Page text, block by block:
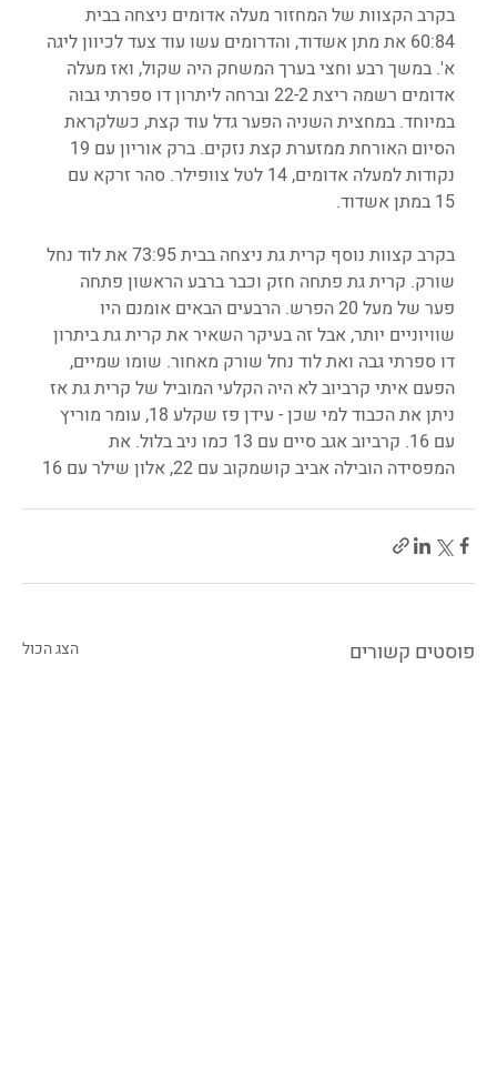
בקרב הקצוות של המחזור מעלה אדומים ניצחה בבית
60:84 את מתן אשדוד, והדרומים עשו עוד צעד לכיוון ליגה
א'. במשך רבע וחצי בערך המשחק היה שקול, ואז מעלה
אדומים רשמה ריצת 22-2 וברחה ליתרון דו ספרתי גבוה
במיוחד. במחצית השניה הפער גדל עוד קצת, כשלקראת
נקודות למעלה אדומים, 14 לטל צוופילר. סהר זרקא עם
15 במתן אשדוד.
בקרב קצוות נוסף קרית גת ניצחה בבית 73:95 את לוד נחל
שורק. קרית גת פתחה חזק וכבר ברבע הראשון פתחה
פער של מעל 20 הפרש. הרבעים הבאים אומנם היו
שוויוניים יותר, אבל זה בעיקר השאיר את קרית גת ביתרון
דו ספרתי גבה ואת לוד נחל שורק מאחור. שומו שמיים,
הפעם איתי קרביוב לא היה הקלעי המוביל של קרית גת אז
ניתן את הכבוד למי שכן - עידן פז שקלע 18, עומר מוריץ
עם 16. קרביוב אגב סיים עם 13 כמו ניב בלול. את
המפסידה הובילה אביב קושמקוב עם 22, אלון שילר עם 16
פוסטים קשורים הצג הכול